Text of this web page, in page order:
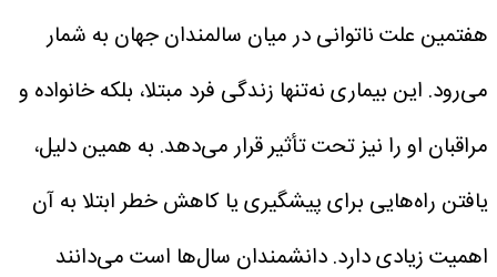
هفتمین علت ناتوانی در میان سالمندان جهان به شمار
می‌رود. این بیماری نه‌تنها زندگی فرد مبتلا، بلکه خانواده و
مراقبان او را نیز تحت تأثیر قرار می‌دهد. به همین دلیل،
یافتن راه‌هایی برای پیشگیری یا کاهش خطر ابتلا به آن
اهمیت زیادی دارد.دانشمندان سال‌ها است می‌دانند